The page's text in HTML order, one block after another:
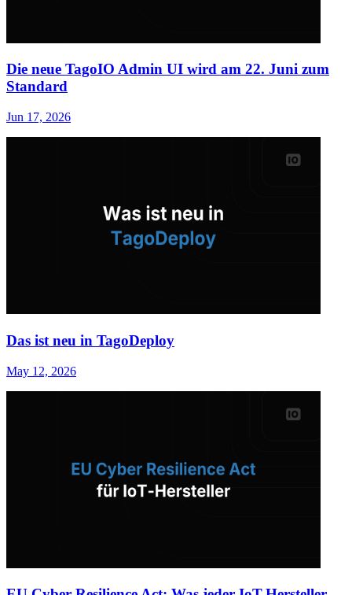
Die neue TagoIO Admin UI wird am 22. Juni zum
Standard
Jun 17, 2026
Das ist neu in TagoDeploy
May 12, 2026